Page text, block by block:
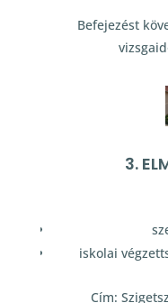
Befejezést
3.
iskolai
Cím: